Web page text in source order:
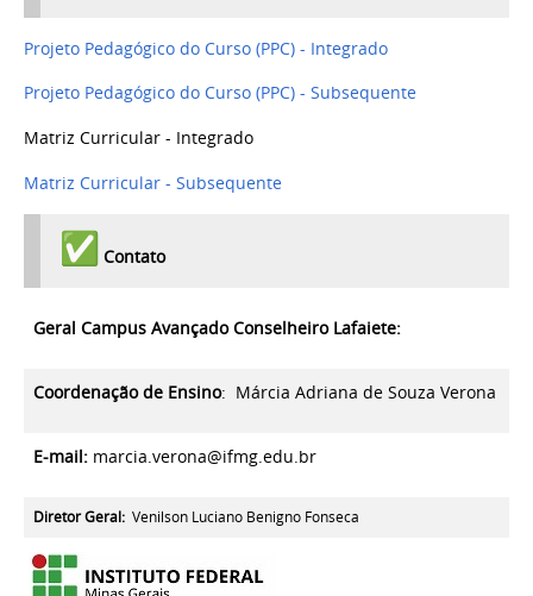
Projeto Pedagógico do Curso (PPC) - Integrado
Projeto Pedagógico do Curso (PPC) - Subsequente
Matriz Curricular - Integrado
Matriz Curricular - Subsequente
Contato
Geral Campus Avançado Conselheiro Lafaiete:
Coordenação de Ensino: Márcia Adriana de Souza Verona
E-mail: marcia.verona@ifmg.edu.br
Diretor Geral: Venilson Luciano Benigno Fonseca